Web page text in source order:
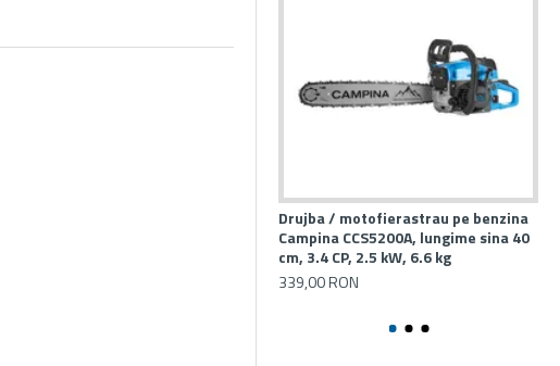
Drujba / motofierastrau pe benzina
Campina CCS5200A, lungime sina 40
cm, 3.4 CP, 2.5 kW, 6.6 kg
339,00 RON